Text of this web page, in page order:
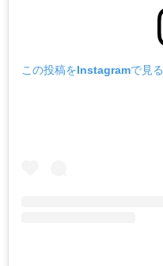
この投稿をInstagramで見る